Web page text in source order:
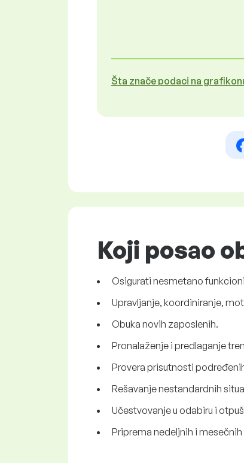
Šta znače podaci na
Koji posao
Osigurati nesmetano
Upravljanje, koordiniranje,
Obuka novih zaposlenih.
Pronalaženje i predlaganje
Provera prisutnosti
Rešavanje nestandardnih
Učestvovanje u odabiru i
Priprema nedeljnih i